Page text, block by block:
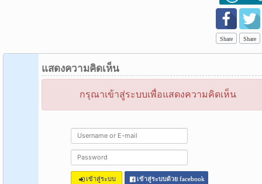
Share Share
แสดงความคิดเห็น
กรุณาเข้าสู่ระบบเพื่อแสดงความคิดเห็น
เข้าสู่ระบบ เข้าสู่ระบบด้วย facebook